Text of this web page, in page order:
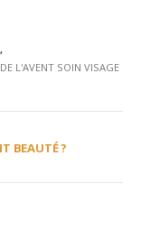
,
L'AVENT SOIN VISAGE
BEAUTÉ ?